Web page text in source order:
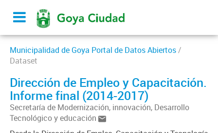
Municipalidad de Goya Portal de Datos Abiertos/
Dataset
Dirección de Empleo y Capacitación.
Informe final (2014-2017)
Secretaría de Modernización, innovación, Desarrollo
Tecnológico y educación